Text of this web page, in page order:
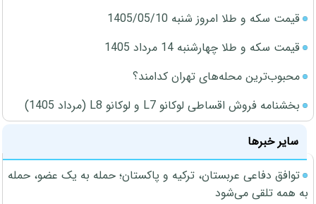
قیمت سکه و طلا امروز شنبه 1405/05/10
قیمت سکه و طلا چهارشنبه 14 مرداد 1405
محبوب‌ترین محله‌های تهران کدامند؟
بخشنامه فروش اقساطی لوکانو L7 و لوکانو L8 (مرداد 1405)
سایر خبرها
توافق دفاعی عربستان، ترکیه و پاکستان؛ حمله به یک عضو، حمله
به همه تلقی می‌شود